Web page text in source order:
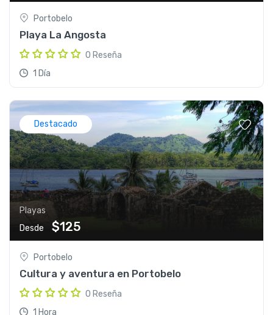
Portobelo
Playa La Angosta
0 Reseña
1 Día
Destacado
Playas
Desde
$125
Portobelo
Cultura y aventura en Portobelo
0 Reseña
1 Hora